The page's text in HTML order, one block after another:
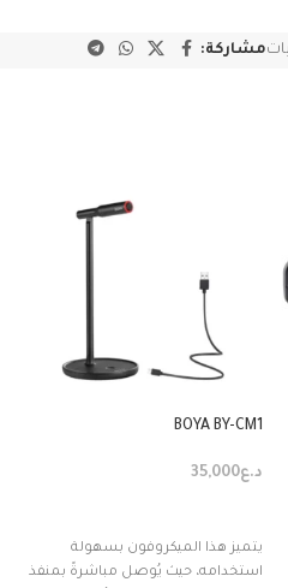
مشاركة:
BOYA BY-CM1
د.ع35,000
يتميز هذا الميكروفون بسهولة
استخدامه، حيث يُوصل مباشرةً بمنفذ